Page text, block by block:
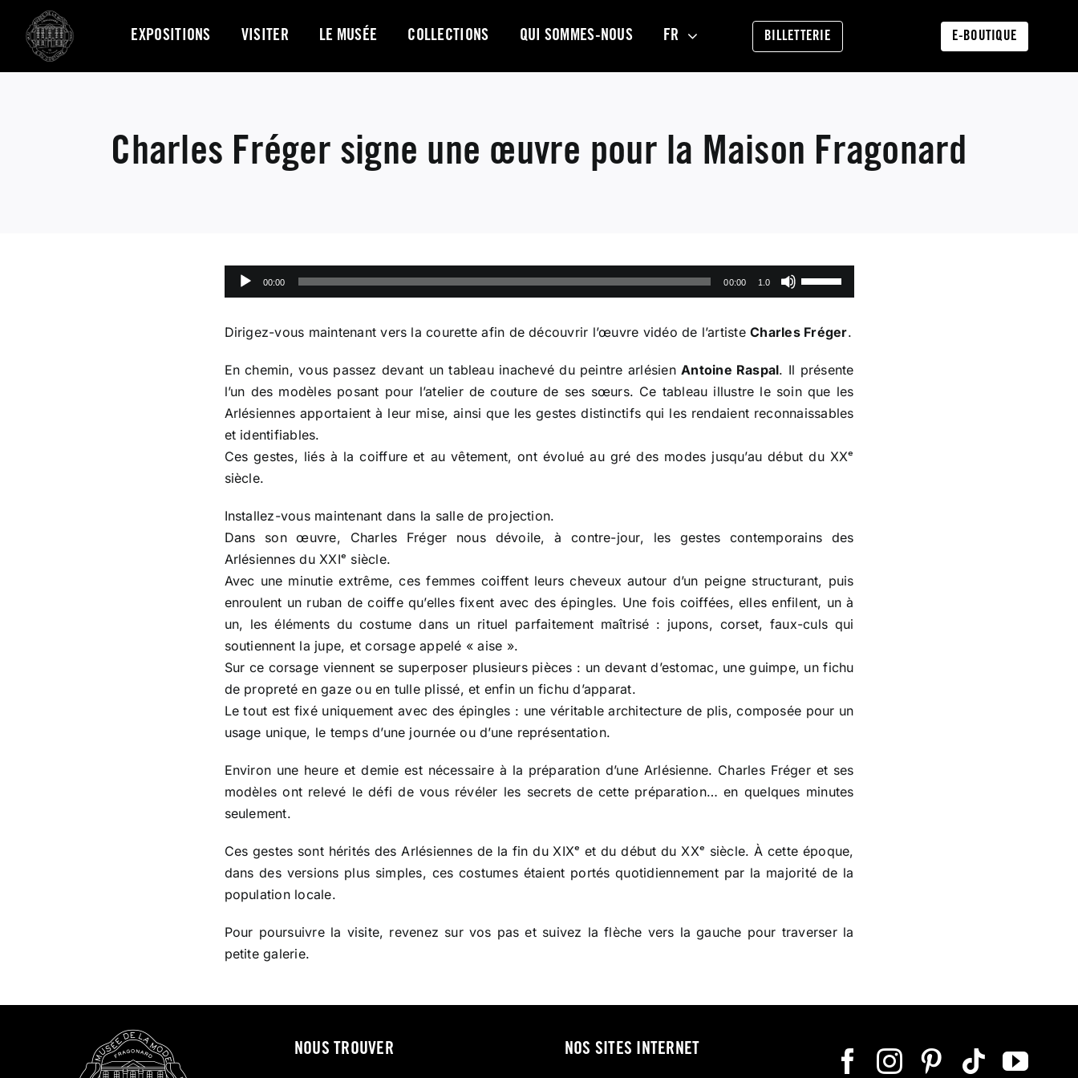
content
EXPOSITIONS VISITER LE MUSÉE COLLECTIONS QUI SOMMES-NOUS FR BILLETTERIE E-BOUTIQUE
Charles Fréger signe une œuvre pour la Maison Fragonard
Lecteur
audio
00:00 00:00 1.0
Utilisez
les
haut/bas
pour
augmenter
ou
Dirigez-vous maintenant vers la courette afin de découvrir l’œuvre vidéo de l’artisteCharles Fréger.
En chemin, vous passez devant un tableau inachevé du peintre arlésienAntoine Raspal. Il présente
l’un des modèles posant pour l’atelier de couture de ses sœurs. Ce tableau illustre le soin que les
Arlésiennes apportaient à leur mise, ainsi que les gestes distinctifs qui les rendaient reconnaissables
et identifiables.
Ces gestes, liés à la coiffure et au vêtement, ont évolué au gré des modes jusqu’au début du XXᵉ
siècle.
Installez-vous maintenant dans la salle de projection.
Dans son œuvre, Charles Fréger nous dévoile, à contre-jour, les gestes contemporains des
Arlésiennes du XXIᵉ siècle.
Avec une minutie extrême, ces femmes coiffent leurs cheveux autour d’un peigne structurant, puis
enroulent un ruban de coiffe qu’elles fixent avec des épingles. Une fois coiffées, elles enfilent, un à
un, les éléments du costume dans un rituel parfaitement maîtrisé : jupons, corset, faux-culs qui
soutiennent la jupe, et corsage appelé « aise ».
Sur ce corsage viennent se superposer plusieurs pièces : un devant d’estomac, une guimpe, un fichu
de propreté en gaze ou en tulle plissé, et enfin un fichu d’apparat.
Le tout est fixé uniquement avec des épingles : une véritable architecture de plis, composée pour un
usage unique, le temps d’une journée ou d’une représentation.
Environ une heure et demie est nécessaire à la préparation d’une Arlésienne. Charles Fréger et ses
modèles ont relevé le défi de vous révéler les secrets de cette préparation… en quelques minutes
seulement.
Ces gestes sont hérités des Arlésiennes de la fin du XIXᵉ et du début du XXᵉ siècle. À cette époque,
dans des versions plus simples, ces costumes étaient portés quotidiennement par la majorité de la
population locale.
Pour poursuivre la visite, revenez sur vos pas et suivez la flèche vers la gauche pour traverser la
petite galerie.
NOUS TROUVER NOS SITES INTERNET